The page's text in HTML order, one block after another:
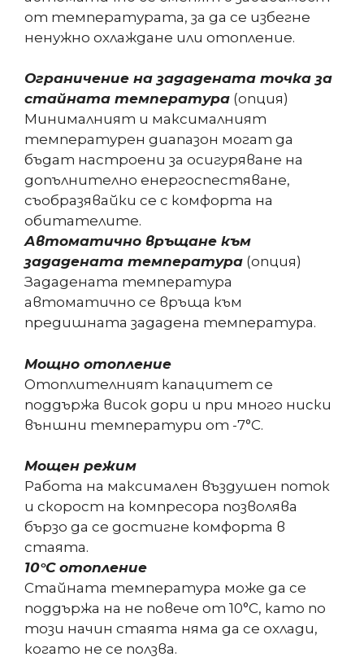
от температурата, за да се избегне
ненужно охлаждане или отопление.
Ограничение на зададената точка за
стайната температура (опция)
Минималният и максималният
температурен диапазон могат да
бъдат настроени за осигуряване на
допълнително енергоспестяване,
съобразявайки се с комфорта на
обитателите.
Автоматично връщане към
зададената температура (опция)
Зададената температура
автоматично се връща към
предишната зададена температура.
Mощно отопление
Отоплителният капацитет се
поддържа висок дори и при много ниски
външни температури от -7°C.
Мощен режим
Работа на максимален въздушен поток
и скорост на компресора позволява
бързо да се достигне комфорта в
стаята.
10°C отопление
Стайната температура може да се
поддържа на не повече от 10°С, като по
този начин стаята няма да се охлади,
когато не се ползва.